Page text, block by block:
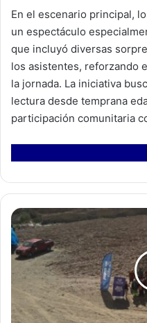
En el escenario principal,
un espectáculo
que incluyó diversas
los asistentes, reforzando
la jornada. La iniciativa
lectura desde temprana
participación comunitaria
D
e
s
d
e
m